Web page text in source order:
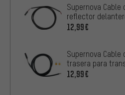
Supernova Cable
reflector
Brose
12,99€
Supernova Cable
trasera para
12,99€